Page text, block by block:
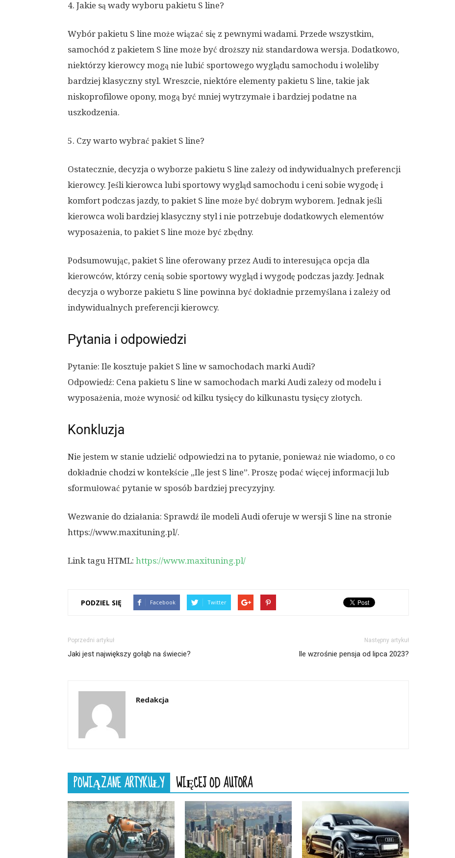
4. Jakie są wady wyboru pakietu S line?
Wybór pakietu S line może wiązać się z pewnymi wadami. Przede wszystkim,
samochód z pakietem S line może być droższy niż standardowa wersja. Dodatkowo,
niektórzy kierowcy mogą nie lubić sportowego wyglądu samochodu i woleliby
bardziej klasyczny styl. Wreszcie, niektóre elementy pakietu S line, takie jak
niskoprofilowe opony, mogą być mniej wytrzymałe i bardziej podatne na
uszkodzenia.
5. Czy warto wybrać pakiet S line?
Ostatecznie, decyzja o wyborze pakietu S line zależy od indywidualnych preferencji
kierowcy. Jeśli kierowca lubi sportowy wygląd samochodu i ceni sobie wygodę i
komfort podczas jazdy, to pakiet S line może być dobrym wyborem. Jednak jeśli
kierowca woli bardziej klasyczny styl i nie potrzebuje dodatkowych elementów
wyposażenia, to pakiet S line może być zbędny.
Podsumowując, pakiet S line oferowany przez Audi to interesująca opcja dla
kierowców, którzy cenią sobie sportowy wygląd i wygodę podczas jazdy. Jednak
decyzja o wyborze pakietu S line powinna być dokładnie przemyślana i zależy od
indywidualnych preferencji kierowcy.
Pytania i odpowiedzi
Pytanie: Ile kosztuje pakiet S line w samochodach marki Audi?
Odpowiedź: Cena pakietu S line w samochodach marki Audi zależy od modelu i
wyposażenia, może wynosić od kilku tysięcy do kilkunastu tysięcy złotych.
Konkluzja
Nie jestem w stanie udzielić odpowiedzi na to pytanie, ponieważ nie wiadomo, o co
dokładnie chodzi w kontekście „Ile jest S line”. Proszę podać więcej informacji lub
sformułować pytanie w sposób bardziej precyzyjny.
Wezwanie do działania: Sprawdź ile modeli Audi oferuje w wersji S line na stronie
https://www.maxituning.pl/.
Link tagu HTML: https://www.maxituning.pl/
PODZIEL SIĘ Facebook Twitter
Poprzedni artykuł
Jaki jest największy gołąb na świecie?
Następny artykuł
Ile wzrośnie pensja od lipca 2023?
Redakcja
POWIĄZANE ARTYKUŁY WIĘCEJ OD AUTORA